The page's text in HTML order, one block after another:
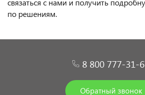
по решениям.
8 800 777-31-
Обратный звонок